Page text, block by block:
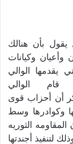
يقول بأن هنالك
وكيانات
يقدمها الوالي
قام الوالي
أن أحزاب قوى
وكوادرها وسط
الثوريه
لتنفيذ أجندتها